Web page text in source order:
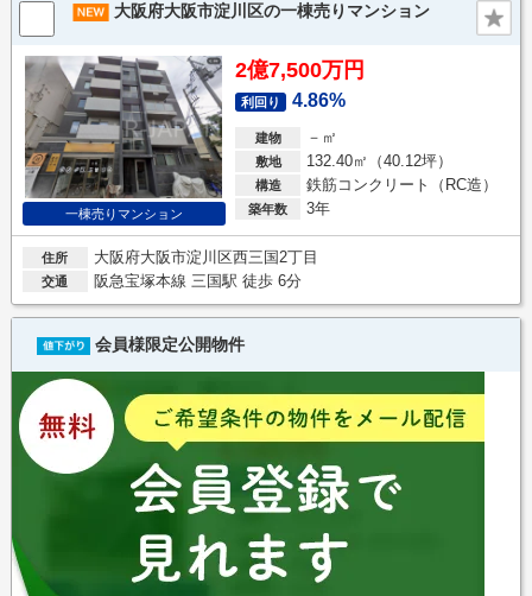
大阪府大阪市淀川区の一棟売りマンション
一棟売りマンション
2億7,500万円
利回り 4.86%
建物 －㎡
敷地 132.40㎡（40.12坪）
構造 鉄筋コンクリート（RC造）
築年数 3年
住所 大阪府大阪市淀川区西三国2丁目
交通 阪急宝塚本線 三国駅 徒歩 6分
会員様限定公開物件